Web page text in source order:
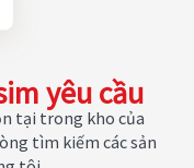
yêu cầu
tại trong kho của
tìm kiếm các sản